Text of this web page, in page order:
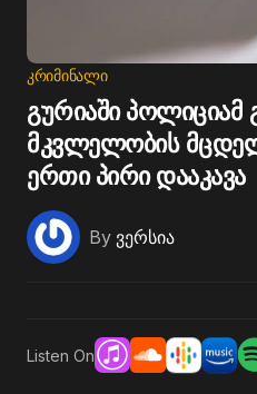
ᲙᲠᲘᲛᲘᲜᲐᲚᲘ
გურიაში პოლიციამ
მკვლელობის
ერთი პირი დააკავა
By ვერსია
Listen On